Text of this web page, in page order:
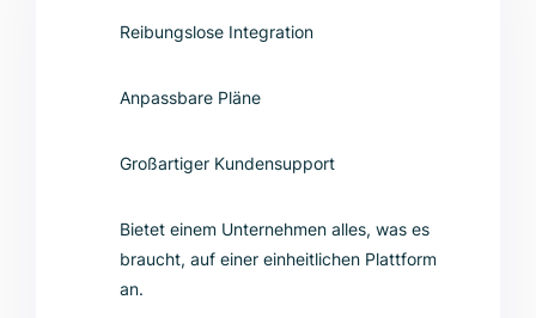
Reibungslose Integration
Anpassbare Pläne
Großartiger Kundensupport
Bietet einem Unternehmen alles, was es
braucht, auf einer einheitlichen Plattform
an.